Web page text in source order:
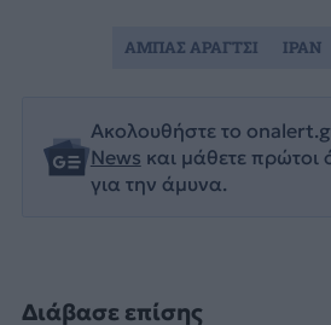
Διάβασε επίσης
Ακολουθήστε το
News και μάθετε πρώτοι
για την άμυνα.
ΑΜΠΑΣ ΑΡΑΓΤΣΙ ΙΡΑΝ